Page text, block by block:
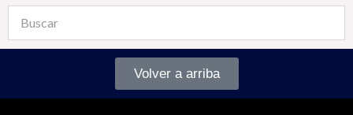
Volver a arriba